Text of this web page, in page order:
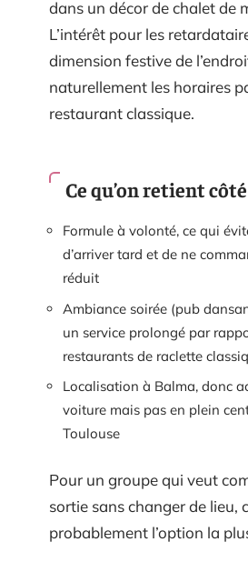
dans un décor de chalet de
L’intérêt pour les
dimension festive de
naturellement les horaires
restaurant classique.
Ce qu’on retient
Formule à volonté, ce qui
d’arriver tard et de ne
réduit
Ambiance soirée (pub
un service prolongé par
restaurants de raclette
Localisation à Balma, donc
voiture mais pas en plein
Toulouse
Pour un groupe qui veut
sortie sans changer de lieu,
probablement l’option la